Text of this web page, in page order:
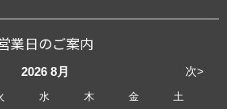
業日のご案内
次>
2026 8月
水 木 金 土